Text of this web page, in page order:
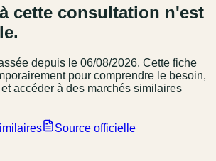
cette consultation n'est
depuis le 06/08/2026. Cette fiche
pour comprendre le besoin,
accéder à des marchés similaires
Source officielle